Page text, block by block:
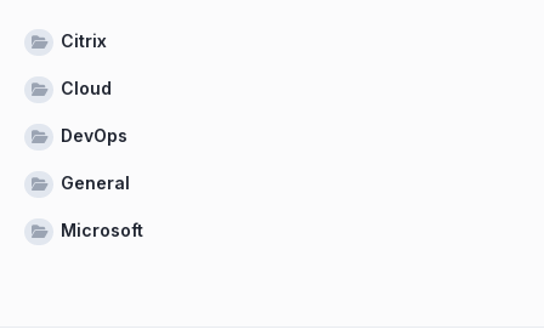
Citrix
Cloud
DevOps
General
Microsoft